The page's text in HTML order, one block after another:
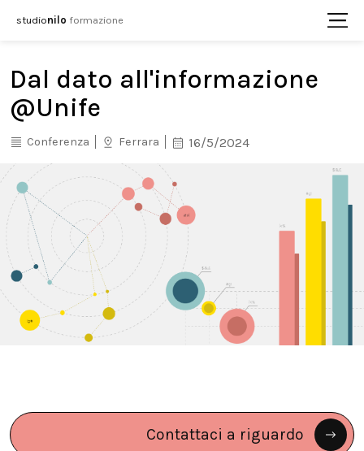
studionilo formazione
Dal dato all'informazione
@Unife
Conferenza Ferrara 16/5/2024
Contattaci a riguardo